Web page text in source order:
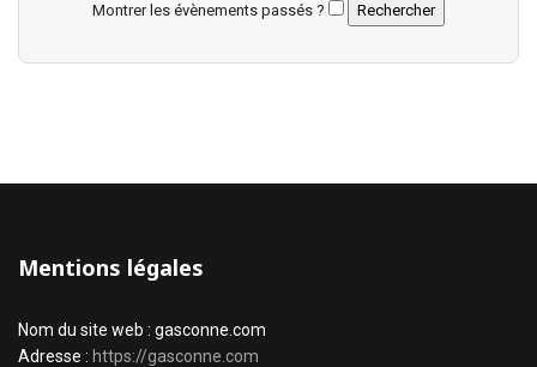
Montrer les évènements passés ?
Mentions légales
Nom du site web : gasconne.com
Adresse : https://gasconne.com